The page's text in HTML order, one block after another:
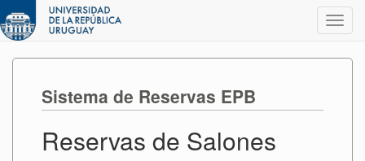
Sistema de Reservas EPB
Reservas de Salones